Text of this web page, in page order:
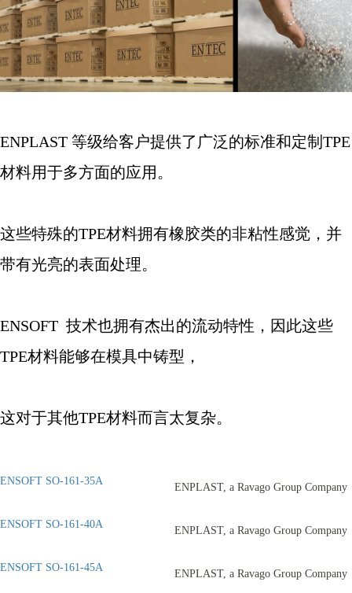
ENPLAST 等级给客户提供了广泛的标准和定制 TPE
材料用于多方面的应用。
这些特殊的TPE材料拥有橡胶类的非粘性感觉，并
带有光亮的表面处理。
ENSOFT 技术也拥有杰出的流动特性，因此这些
TPE材料能够在模具中铸型，
这对于其他TPE材料而言太复杂。
ENSOFT SO-161-35A
ENPLAST, a Ravago Group Company
ENSOFT SO-161-40A
ENPLAST, a Ravago Group Company
ENSOFT SO-161-45A
ENPLAST, a Ravago Group Company